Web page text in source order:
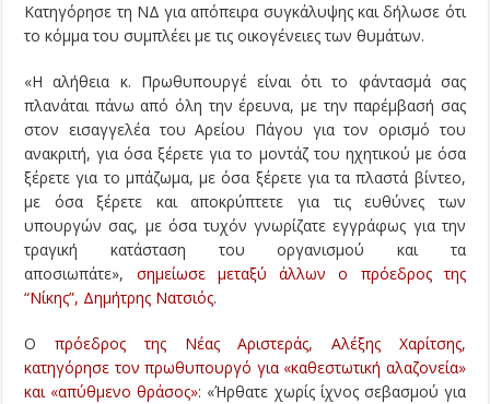
Κατηγόρησε τη ΝΔ για απόπειρα συγκάλυψης και δήλωσε ότι
το κόμμα του συμπλέει με τις οικογένειες των θυμάτων.
«Η αλήθεια κ. Πρωθυπουργέ είναι ότι το φάντασμά σας
πλανάται πάνω από όλη την έρευνα, με την παρέμβασή σας
στον εισαγγελέα του Αρείου Πάγου για τον ορισμό του
ανακριτή, για όσα ξέρετε για το μοντάζ του ηχητικού με όσα
ξέρετε για το μπάζωμα, με όσα ξέρετε για τα πλαστά βίντεο,
με όσα ξέρετε και αποκρύπτετε για τις ευθύνες των
υπουργών σας, με όσα τυχόν γνωρίζατε εγγράφως για την
τραγική κατάσταση του οργανισμού και τα
αποσιωπάτε», σημείωσε μεταξύ άλλων ο πρόεδρος της
“Νίκης”, Δημήτρης Νατσιός.
Ο πρόεδρος της Νέας Αριστεράς, Αλέξης Χαρίτσης,
κατηγόρησε τον πρωθυπουργό για «καθεστωτική αλαζονεία»
και «απύθμενο θράσος»: «Ήρθατε χωρίς ίχνος σεβασμού για